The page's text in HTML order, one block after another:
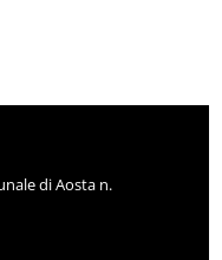
di Aosta n.